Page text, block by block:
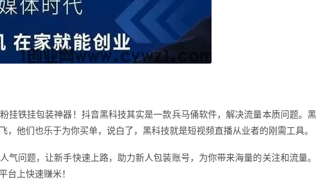
挂铁挂包装神器！抖音黑科技其实是一款兵马俑软件，解决流量本质问题。黑
，他们也乐于为你买单，说白了，黑科技就是短视频直播从业者的刚需工具。
气问题，让新手快速上路，助力新人包装账号，为你带来海量的关注和流量。
台上快速赚米！